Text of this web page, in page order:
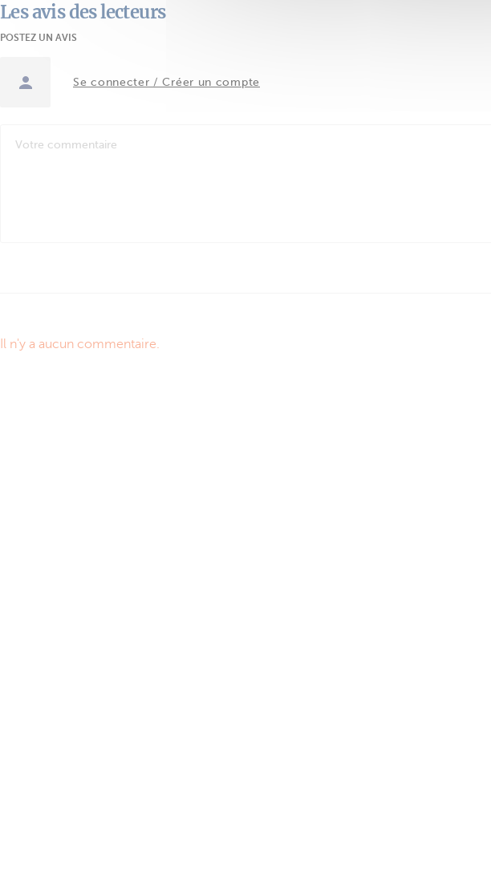
Les avis des lecteurs
POSTEZ UN AVIS
Se connecter / Créer un compte
Il n'y a aucun commentaire.